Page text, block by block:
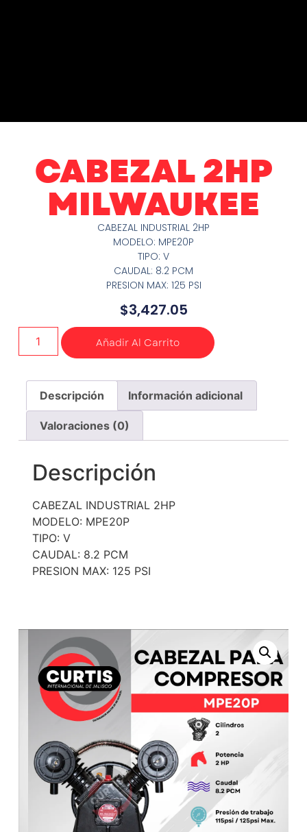
CABEZAL 2HP
MILWAUKEE
CABEZAL INDUSTRIAL 2HP
MODELO: MPE20P
TIPO: V
CAUDAL: 8.2 PCM
PRESION MAX: 125 PSI
$3,427.05
Añadir Al Carrito
Descripción Información adicional
Valoraciones (0)
Descripción
CABEZAL INDUSTRIAL 2HP
MODELO: MPE20P
TIPO: V
CAUDAL: 8.2 PCM
PRESION MAX: 125 PSI